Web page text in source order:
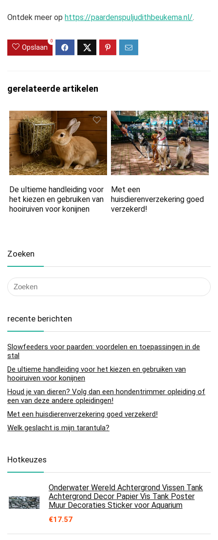
Ontdek meer op https://paardenspuljudithbeukema.nl/.
Opslaan
0
gerelateerde artikelen
De ultieme handleiding voor
het kiezen en gebruiken van
hooiruiven voor konijnen
Met een
huisdierenverzekering goed
verzekerd!
Zoeken
recente berichten
Slowfeeders voor paarden: voordelen en toepassingen in de
stal
De ultieme handleiding voor het kiezen en gebruiken van
hooiruiven voor konijnen
Houd je van dieren? Volg dan een hondentrimmer opleiding of
een van deze andere opleidingen!
Met een huisdierenverzekering goed verzekerd!
Welk geslacht is mijn tarantula?
Hotkeuzes
Onderwater Wereld Achtergrond Vissen Tank
Achtergrond Decor Papier Vis Tank Poster
Muur Decoraties Sticker voor Aquarium
€17.57